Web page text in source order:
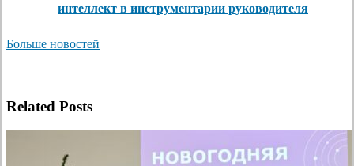
интеллект в инструментарии руководителя
Больше новостей
Related Posts